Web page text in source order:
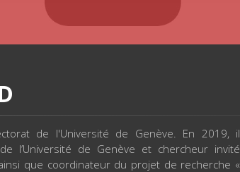
de l'Université de Genève. En 2019, il
l’Université de Genève et chercheur invité
ainsi que coordinateur du projet de recherche «